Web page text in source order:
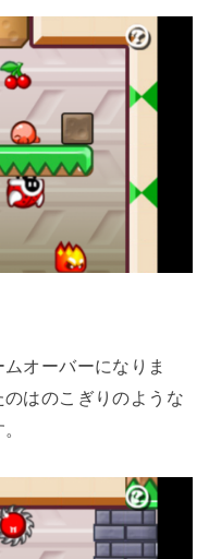
オーバーになりま
はのこぎりのような